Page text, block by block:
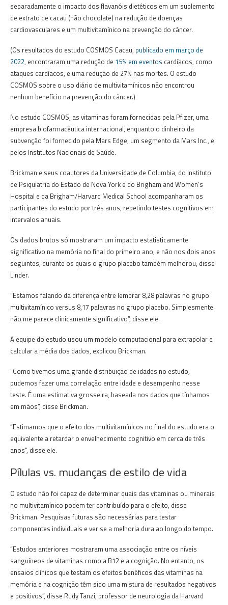
separadamente o impacto dos flavanóis dietéticos em um suplemento
de extrato de cacau (não chocolate) na redução de doenças
cardiovasculares e um multivitamínico na prevenção do câncer.
(Os resultados do estudo COSMOS Cacau, publicado em março de
2022, encontraram uma redução de 15% em eventos cardíacos, como
ataques cardíacos, e uma redução de 27% nas mortes. O estudo
COSMOS sobre o uso diário de multivitamínicos não encontrou
nenhum benefício na prevenção do câncer.)
No estudo COSMOS, as vitaminas foram fornecidas pela Pfizer, uma
empresa biofarmacêutica internacional, enquanto o dinheiro da
subvenção foi fornecido pela Mars Edge, um segmento da Mars Inc., e
pelos Institutos Nacionais de Saúde.
Brickman e seus coautores da Universidade de Columbia, do Instituto
de Psiquiatria do Estado de Nova York e do Brigham and Women’s
Hospital e da Brigham/Harvard Medical School acompanharam os
participantes do estudo por três anos, repetindo testes cognitivos em
intervalos anuais.
Os dados brutos só mostraram um impacto estatisticamente
significativo na memória no final do primeiro ano, e não nos dois anos
seguintes, durante os quais o grupo placebo também melhorou, disse
Linder.
“Estamos falando da diferença entre lembrar 8,28 palavras no grupo
multivitamínico versus 8,17 palavras no grupo placebo. Simplesmente
não me parece clinicamente significativo”, disse ele.
A equipe do estudo usou um modelo computacional para extrapolar e
calcular a média dos dados, explicou Brickman.
“Como tivemos uma grande distribuição de idades no estudo,
pudemos fazer uma correlação entre idade e desempenho nesse
teste. É uma estimativa grosseira, baseada nos dados que tínhamos
em mãos”, disse Brickman.
“Estimamos que o efeito dos multivitamínicos no final do estudo era o
equivalente a retardar o envelhecimento cognitivo em cerca de três
anos”, disse ele.
Pílulas vs. mudanças de estilo de vida
O estudo não foi capaz de determinar quais das vitaminas ou minerais
no multivitamínico podem ter contribuído para o efeito, disse
Brickman. Pesquisas futuras são necessárias para testar
componentes individuais e ver se a melhoria dura ao longo do tempo.
“Estudos anteriores mostraram uma associação entre os níveis
sanguíneos de vitaminas como a B12 e a cognição. No entanto, os
ensaios clínicos que testam os efeitos benéficos das vitaminas na
memória e na cognição têm sido uma mistura de resultados negativos
e positivos”, disse Rudy Tanzi, professor de neurologia da Harvard